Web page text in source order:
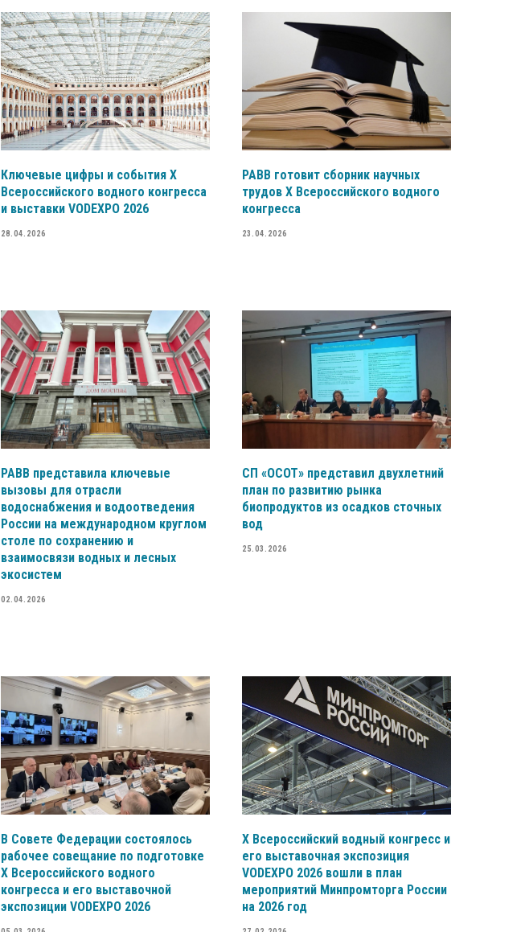
Ключевые цифры и события X
Всероссийского водного конгресса
и выставки VODEXPO 2026
28.04.2026
РАВВ готовит сборник научных
трудов X Всероссийского водного
конгресса
23.04.2026
РАВВ представила ключевые
вызовы для отрасли
водоснабжения и водоотведения
России на международном круглом
столе по сохранению и
взаимосвязи водных и лесных
экосистем
02.04.2026
СП «ОСОТ» представил двухлетний
план по развитию рынка
биопродуктов из осадков сточных
вод
25.03.2026
В Совете Федерации состоялось
рабочее совещание по подготовке
X Всероссийского водного
конгресса и его выставочной
экспозиции VODEXPO 2026
X Всероссийский водный конгресс и
его выставочная экспозиция
VODEXPO 2026 вошли в план
мероприятий Минпромторга России
на 2026 год